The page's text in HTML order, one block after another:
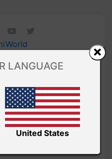
LANGUAGE
United States